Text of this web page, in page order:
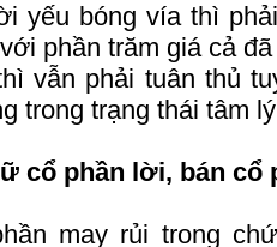
yếu bóng vía thì
phần trăm giá cả
vẫn phải tuân thủ
trong trạng thái tâm
cổ phần lời, bán cổ
may rủi trong